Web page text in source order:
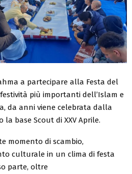
a partecipare alla Festa del
più importanti dell’Islam e
da anni viene celebrata dalla
base Scout di XXV Aprile.
momento di scambio,
culturale in un clima di festa
parte, oltre